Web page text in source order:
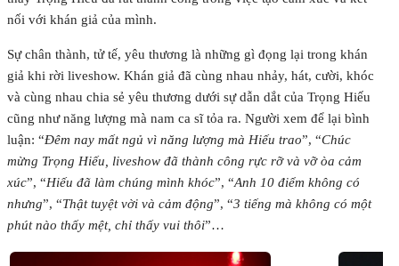
nối với khán giả của mình.
Sự chân thành, tử tế, yêu thương là những gì đọng lại trong khán
giả khi rời liveshow. Khán giả đã cùng nhau nhảy, hát, cười, khóc
và cùng nhau chia sẻ yêu thương dưới sự dẫn dắt của Trọng Hiếu
cũng như năng lượng mà nam ca sĩ tỏa ra. Người xem để lại bình
luận: “Đêm nay mất ngủ vì năng lượng mà Hiếu trao”, “Chúc
mừng Trọng Hiếu, liveshow đã thành công rực rỡ và vỡ òa cảm
xúc”, “Hiếu đã làm chúng mình khóc”, “Anh 10 điểm không có
nhưng”, “Thật tuyệt vời và cảm động”, “3 tiếng mà không có một
phút nào thấy mệt, chỉ thấy vui thôi”…